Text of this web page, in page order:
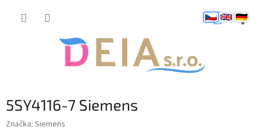
5SY4116-7 Siemens
Značka: Siemens